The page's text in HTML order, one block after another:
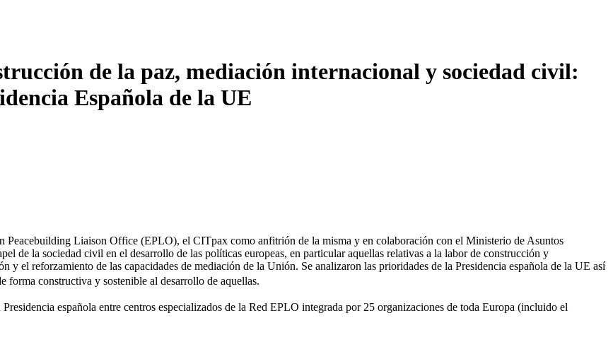
de la paz, mediación internacional y sociedad civil:
Española de la UE
Peacebuilding Liaison Office (EPLO), el CITpax como anfitrión de la misma y en colaboración con el Ministerio de Asuntos
de la sociedad civil en el desarrollo de las políticas europeas, en particular aquellas relativas a la labor de construcción y
el reforzamiento de las capacidades de mediación de la Unión. Se analizaron las prioridades de la Presidencia española de la UE así
forma constructiva y sostenible al desarrollo de aquellas.
española entre centros especializados de la Red EPLO integrada por 25 organizaciones de toda Europa (incluido el